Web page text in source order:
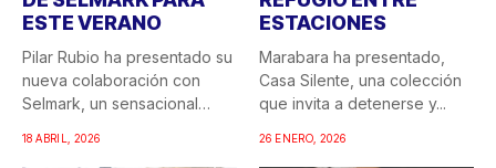
ESTE VERANO
Pilar Rubio ha presentado su
nueva colaboración con
Selmark, un sensacional
18 ABRIL, 2026
ESTACIONES
Marabara ha presentado,
Casa Silente, una colección
que invita a detenerse y...
26 ENERO, 2026